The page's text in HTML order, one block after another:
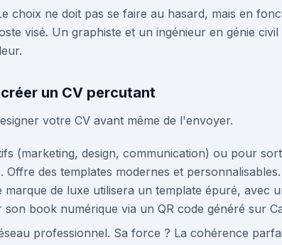
choix ne doit pas se faire au hasard, mais en
visé. Un graphiste et un ingénieur en génie
un CV percutant
votre CV avant même de l'envoyer.
(marketing, design, communication) ou pour
des templates modernes et personnalisables.
de luxe utilisera un template épuré, avec
book numérique via un QR code généré sur
professionnel. Sa force ? La cohérence